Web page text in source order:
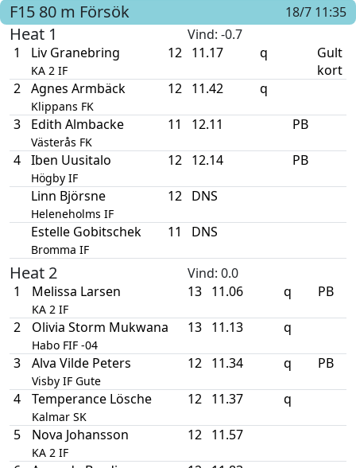
F15 80 m Försök 18/7 11:35
Heat 1 Vind: -0.7
1
Liv Granebring
KA 2 IF
12 11.17 q
Gult
kort
2
Agnes Armbäck
Klippans FK
12 11.42 q
3 Edith Almbacke
Västerås FK
11 12.11 PB
4 Iben Uusitalo
Högby IF
12 12.14 PB
Linn Björsne
Heleneholms IF
12 DNS
Estelle Gobitschek
Bromma IF
11 DNS
Heat 2 Vind: 0.0
1
Melissa Larsen
KA 2 IF
13 11.06 q PB
2 Olivia Storm Mukwana
Habo FIF -04
13 11.13 q
3 Alva Vilde Peters
Visby IF Gute
12 11.34 q PB
4 Temperance Lösche
Kalmar SK
12 11.37 q
5 Nova Johansson
KA 2 IF
12 11.57